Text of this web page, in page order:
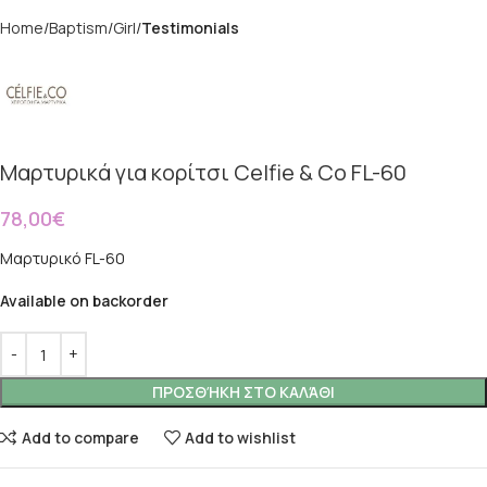
Home Baptism Girl Testimonials
Μαρτυρικά για κορίτσι Celfie & Co FL-60
78,00€
Μαρτυρικό FL-60
Available on backorder
ΠΡΟΣΘΉΚΗ ΣΤΟ ΚΑΛΆΘΙ
Add to compare Add to wishlist